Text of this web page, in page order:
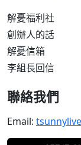
解憂福利社
創辦人的話
解憂信箱
李組長回信
聯絡我們
Email: